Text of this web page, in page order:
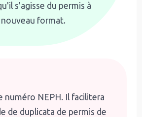
s'agisse du permis à
format.
numéro NEPH. Il facilitera
de duplicata de permis de